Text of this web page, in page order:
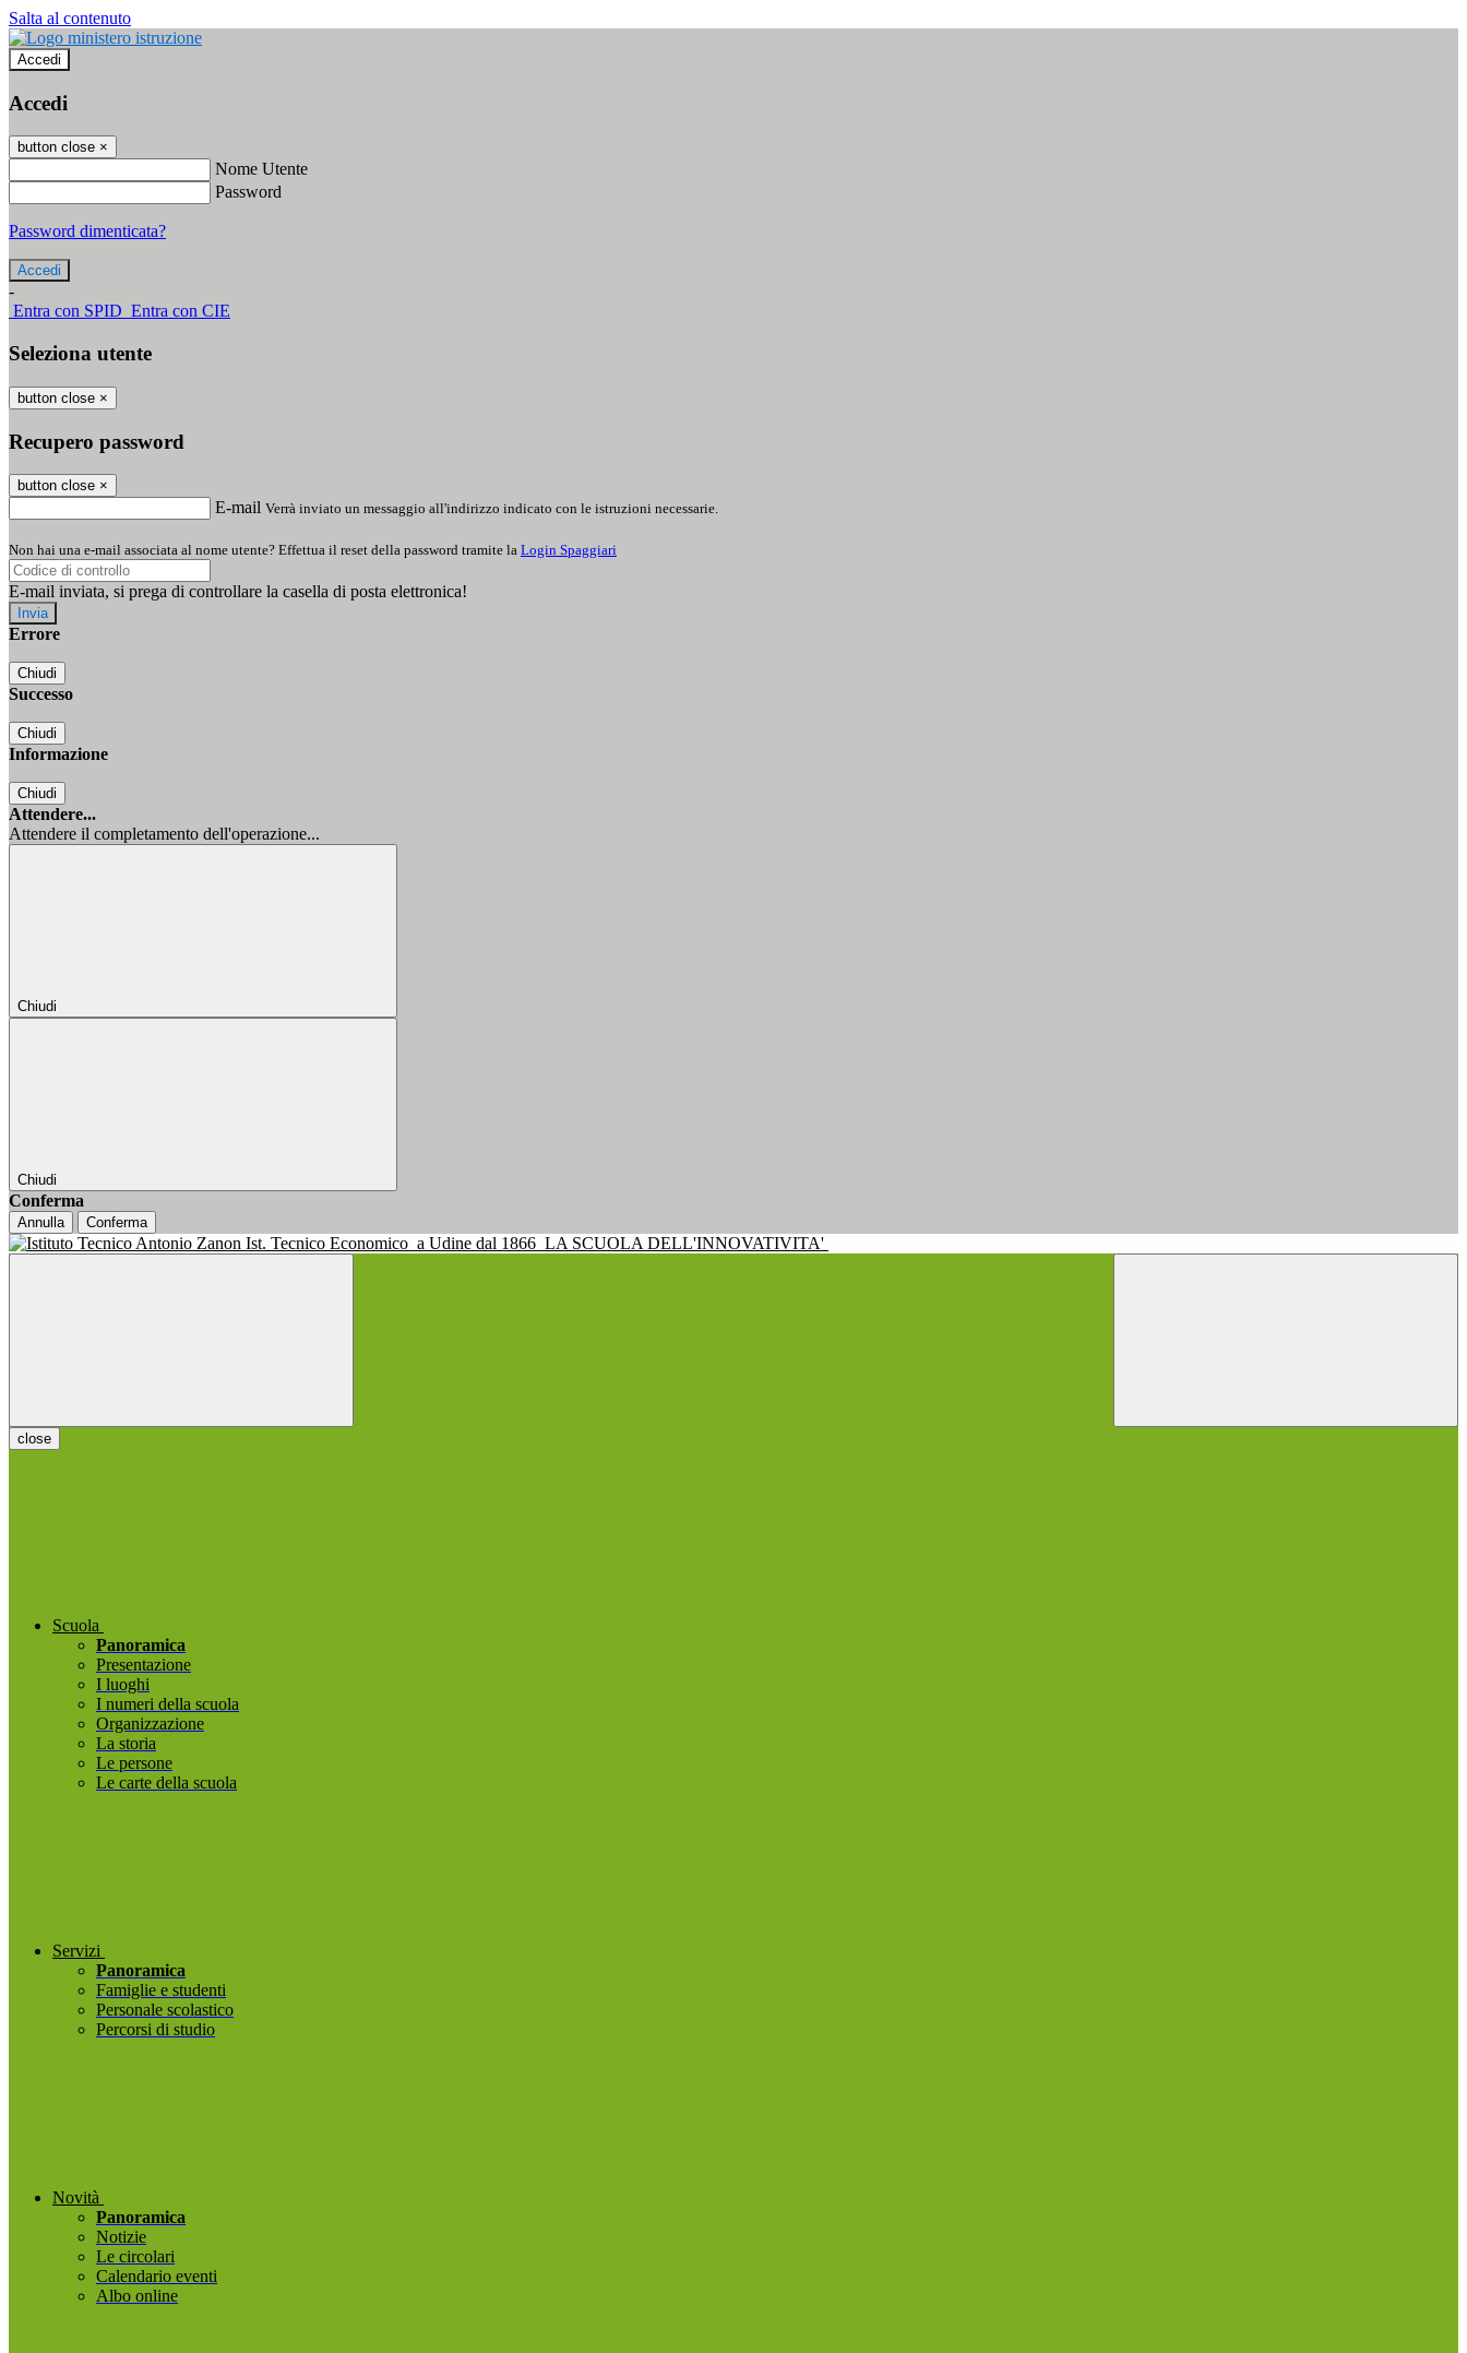
Salta al contenuto
Accedi
Accedi
button close ×
Nome Utente
Password
Password dimenticata?
-
Entra con SPID Entra con CIE
Seleziona utente
button close ×
Recupero password
button close ×
E-mail Verrà inviato un messaggio all'indirizzo indicato con le istruzioni necessarie.
Non hai una e-mail associata al nome utente? Effettua il reset della password tramite la Login Spaggiari
E-mail inviata, si prega di controllare la casella di posta elettronica!
Errore
Chiudi
Successo
Chiudi
Informazione
Chiudi
Attendere...
Attendere il completamento dell'operazione...
Chiudi
Chiudi
Conferma
Annulla Conferma
Ist. Tecnico Economico a Udine dal 1866 LA SCUOLA DELL'INNOVATIVITA'
close
Scuola
Panoramica
Presentazione
I luoghi
I numeri della scuola
Organizzazione
La storia
Le persone
Le carte della scuola
Servizi
Panoramica
Famiglie e studenti
Personale scolastico
Percorsi di studio
Novità
Panoramica
Notizie
Le circolari
Calendario eventi
Albo online